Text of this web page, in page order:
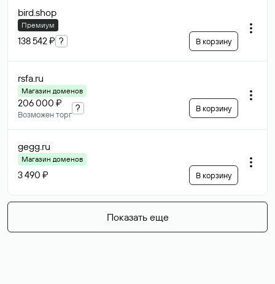
bird.shop
Премиум
138 542 ₽ ? В корзину
rsfa.ru
Магазин доменов
206 000 ₽
Возможен торг
? В корзину
gegg.ru
Магазин доменов
3 490 ₽ В корзину
Показать еще